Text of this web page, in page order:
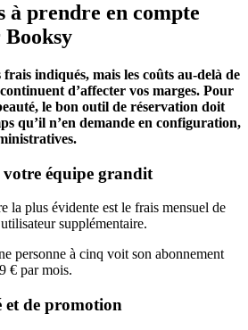
à prendre en compte
indiqués, mais les coûts au‑delà de
d’affecter vos marges. Pour
le bon outil de réservation doit
qu’il n’en demande en configuration,
votre équipe grandit
la plus évidente est le frais mensuel de
supplémentaire.
personne à cinq voit son abonnement
€ par mois.
et de promotion